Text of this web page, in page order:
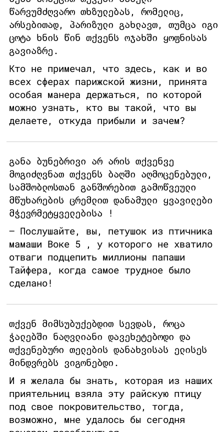
წარვუმძღვარო თხზულებას, რომელიც,
არსებითად, პარიზული გახლავთ, თუმცა იგი
ცოტა ხნის წინ თქვენს ოჯახში ყოფნისას
გავიაზრე.
Кто не примечал, что здесь, как и во
всех сферах парижской жизни, принята
особая манера держаться, по которой
можно узнать, кто вы такой, что вы
делаете, откуда прибыли и зачем?
განა ბუნებრივი არ არის თქვენვე
მოგიძღვნათ თქვენს ბაღში აღმოცენებული,
სამშობლოსთან განშორებით გამოწვეული
მწუხარების ცრემლით დანამული ყვავილები
მჭევრმეტყველებისა !
– Послушайте, вы, петушок из птичника
мамаши Воке 5 , у которого не хватило
отваги подцепить миллионы папаши
Тайфера, когда самое трудное было
сделано!
თქვენ მიმსუბუქებდით სევდას, როცა
ჭალებში ნაღვლიანი დავეხეტებოდი და
თქვენებური თელების დანახვისას ელისეს
მინდვრებს ვიგონებდი.
И я желала бы знать, которая из наших
приятельниц взяла эту райскую птицу
под свое покровительство, тогда,
возможно, мне удалось бы сегодня